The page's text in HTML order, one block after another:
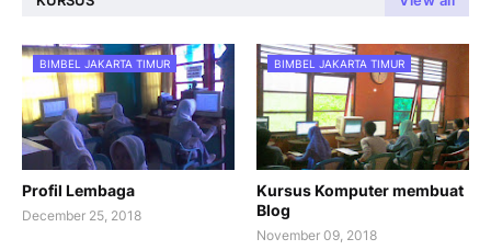
BIMBEL JAKARTA TIMUR
Profil Lembaga
December 25, 2018
BIMBEL JAKARTA TIMUR
Kursus Komputer membuat
Blog
November 09, 2018